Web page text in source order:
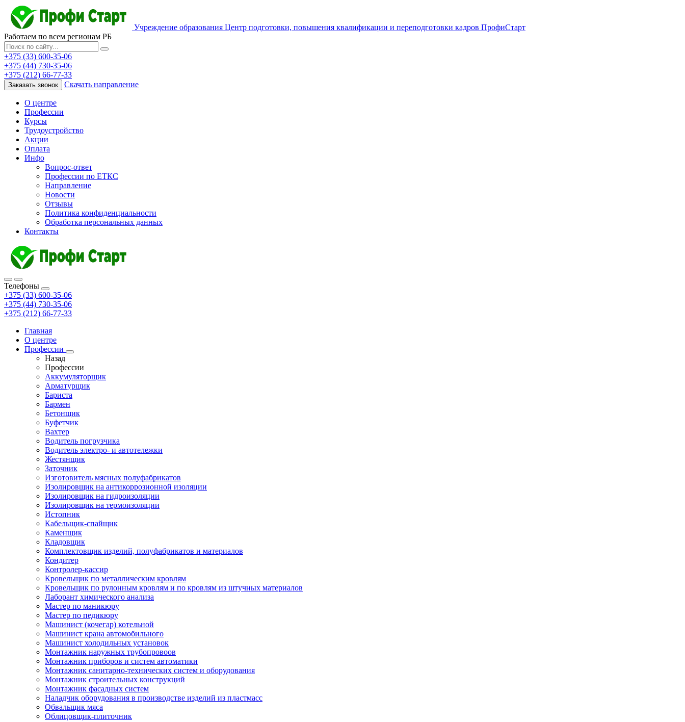
Учреждение образования Центр подготовки, повышения квалификации и переподготовки кадров ПрофиСтарт
Работаем по всем регионам РБ
+375 (33) 600-35-06
+375 (44) 730-35-06
+375 (212) 66-77-33
Заказать звонок Скачать направление
О центре
Профессии
Курсы
Трудоустройство
Акции
Оплата
Инфо
Вопрос-ответ
Профессии по ЕТКС
Направление
Новости
Отзывы
Политика конфиденциальности
Обработка персональных данных
Контакты
Телефоны
+375 (33) 600-35-06
+375 (44) 730-35-06
+375 (212) 66-77-33
Главная
О центре
Профессии
Назад
Профессии
Аккумуляторщик
Арматурщик
Бариста
Бармен
Бетонщик
Буфетчик
Вахтер
Водитель погрузчика
Водитель электро- и автотележки
Жестянщик
Заточник
Изготовитель мясных полуфабрикатов
Изолировщик на антикоррозионной изоляции
Изолировщик на гидроизоляции
Изолировщик на термоизоляции
Истопник
Кабельщик-спайщик
Каменщик
Кладовщик
Комплектовщик изделий, полуфабрикатов и материалов
Кондитер
Контролер-кассир
Кровельщик по металлическим кровлям
Кровельщик по рулонным кровлям и по кровлям из штучных материалов
Лаборант химического анализа
Мастер по маникюру
Мастер по педикюру
Машинист (кочегар) котельной
Машинист крана автомобильного
Машинист холодильных установок
Монтажник наружных трубопровоов
Монтажник приборов и систем автоматики
Монтажник санитарно-технических систем и оборудования
Монтажник строительных конструкций
Монтажник фасадных систем
Наладчик оборудования в производстве изделий из пластмасс
Обвальщик мяса
Облицовщик-плиточник